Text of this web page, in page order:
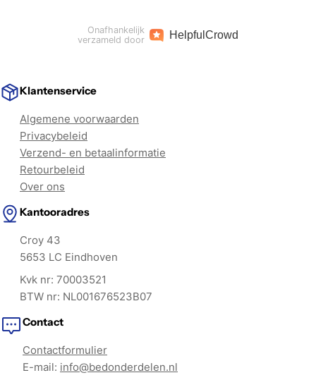
Onafhankelijk
verzameld door
Helpful Crowd
Klantenservice
Algemene voorwaarden
Privacybeleid
Verzend- en betaalinformatie
Retourbeleid
Over ons
Kantooradres
Croy 43
5653 LC Eindhoven
Kvk nr: 70003521
BTW nr: NL001676523B07
Contact
Contactformulier
E-mail: info@bedonderdelen.nl